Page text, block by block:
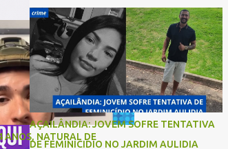
ANOS, NATURAL DE
AÇAILÂNDIA: JOVEM SOFRE TENTATIVA
DE FEMINICIDIO NO JARDIM AULIDIA